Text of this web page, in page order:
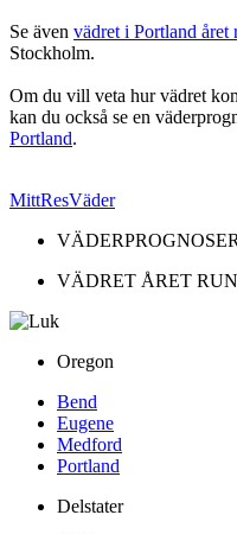
Se även vädret i Portland året
Stockholm.
Om du vill veta hur vädret
kan du också se en
Portland.
MittResVäder
VÄDERPROGNOSER
VÄDRET ÅRET
Oregon
Bend
Eugene
Medford
Portland
Delstater